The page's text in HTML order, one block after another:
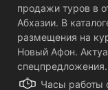
продажи туров в
Абхазии. В
размещения на
Новый Афон.
спецпредложения.
Часы работы